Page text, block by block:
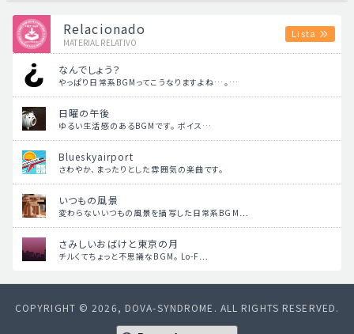
Relacionado
MATERIAL RELATIVO
Lista
なんでしょう？
やっぱり日常系BGMってこうなりますよね…。…
日曜の午後
ゆるい生活感のあるBGMです。 ボイス…
Blueskyairport
さわやか、まったりとした雰囲気の楽曲です。
いつもの風景
変わらないいつもの風景を描写した日常系BGM…
さみしいおばけと東京の月
チルくてちょっと不思議なBGM。 Lo-F…
COPYRIGHT © 2026, DOVA-SYNDROME. ALL RIGHTS RESERVED.